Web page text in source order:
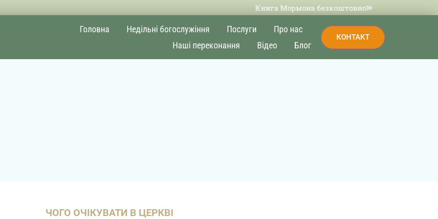
Книга Мормона безкоштовно
Головна Недільні богослужіння Послуги
Про нас
Наші переконання
Відео Блог
КОНТАКТ
ЧОГО ОЧІКУВАТИ В ЦЕРКВІ